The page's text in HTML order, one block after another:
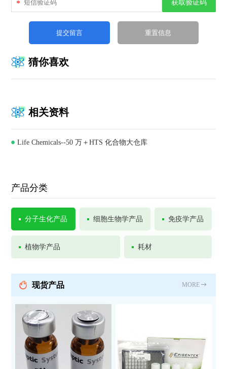
* 获取验证码
猜你喜欢
相关资料
Life Chemicals--50 万＋HTS 化合物大仓库
产品分类
分子生化产品 细胞生物学产品 免疫学产品
植物学产品 耗材
现货产品 MORE